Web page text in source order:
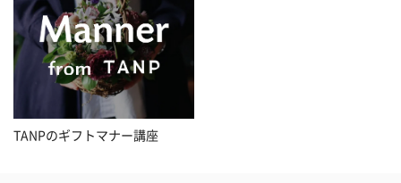
TANPのギフトマナー講座